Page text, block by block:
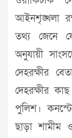
আইনশৃঙ্খলা
তথ্য জেনে
অনুযায়ী
দেহরক্ষীর
দেহরক্ষীর
পুলিশ।
ছাড়া শামীম